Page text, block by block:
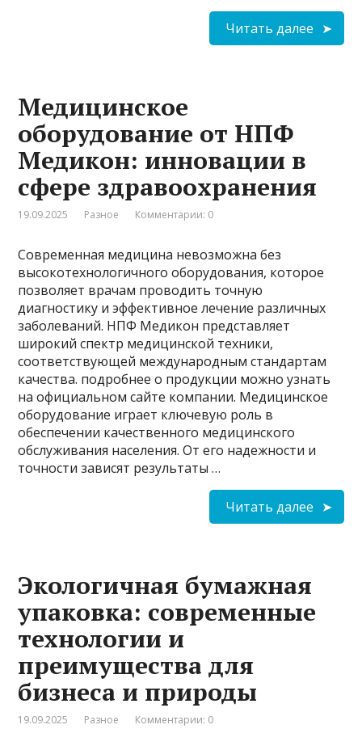
Читать далее
Медицинское
оборудование от НПФ
Медикон: инновации в
сфере здравоохранения
19.09.2025 Разное Комментарии: 0
Современная медицина невозможна без
высокотехнологичного оборудования, которое
позволяет врачам проводить точную
диагностику и эффективное лечение различных
заболеваний. НПФ Медикон представляет
широкий спектр медицинской техники,
соответствующей международным стандартам
качества. подробнее о продукции можно узнать
на официальном сайте компании. Медицинское
оборудование играет ключевую роль в
обеспечении качественного медицинского
обслуживания населения. От его надежности и
точности зависят результаты …
Читать далее
Экологичная бумажная
упаковка: современные
технологии и
преимущества для
бизнеса и природы
19.09.2025 Разное Комментарии: 0